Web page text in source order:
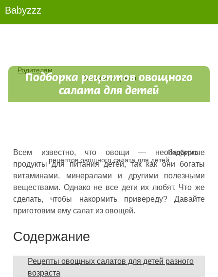
Babyzzz
Родителям
Питание и диеты
Подборка
рецептов овощного салата для детей
Подборка рецептов овощного
салата для детей
Всем известно, что овощи — необходимые
продукты для питания детей, так как они богаты
витаминами, минералами и другими полезными
веществами. Однако не все дети их любят. Что же
сделать, чтобы накормить привереду? Давайте
приготовим ему салат из овощей.
Содержание
Рецепты овощных салатов для детей разного
возраста